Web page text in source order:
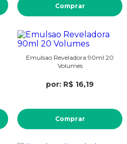
Comprar
Emulsao Reveladora 90ml 20
Volumes
por: R$ 16,19
Comprar